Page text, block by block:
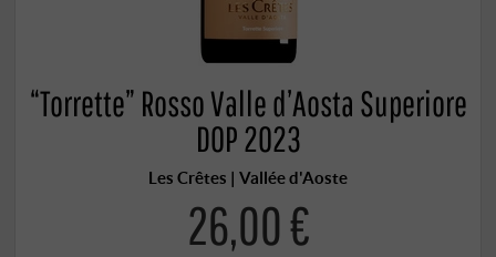
“Torrette” Rosso Valle d’Aosta Superiore
DOP 2023
Les Crêtes | Vallée d'Aoste
26,00 €